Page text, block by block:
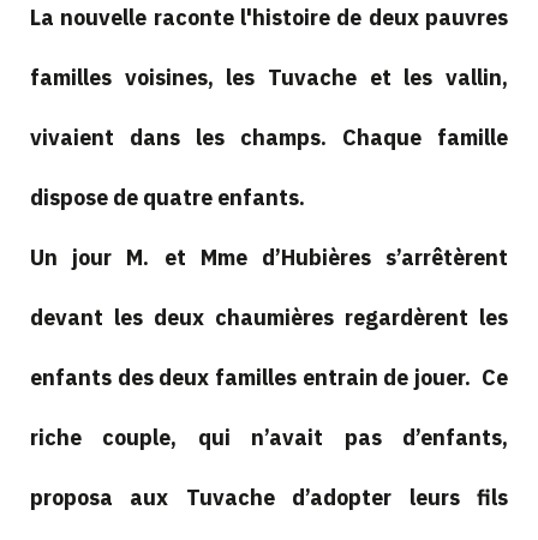
La nouvelle raconte l'histoire de deux pauvres
familles voisines, les Tuvache et les vallin,
vivaient dans les champs. Chaque famille
dispose de quatre enfants.
Un jour M. et Mme d’Hubières s’arrêtèrent
devant les deux chaumières regardèrent les
enfants des deux familles entrain de jouer. Ce
riche couple, qui n’avait pas d’enfants,
proposa aux Tuvache d’adopter leurs fils